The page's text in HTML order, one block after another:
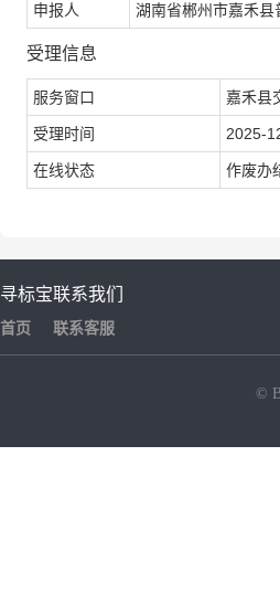
申报人 湖南省郴州市嘉禾
受理信息
服务窗口 嘉禾县
受理时间 2025-
在线状态 作废办
寻标宝
首页
联系我们
联系客服
©